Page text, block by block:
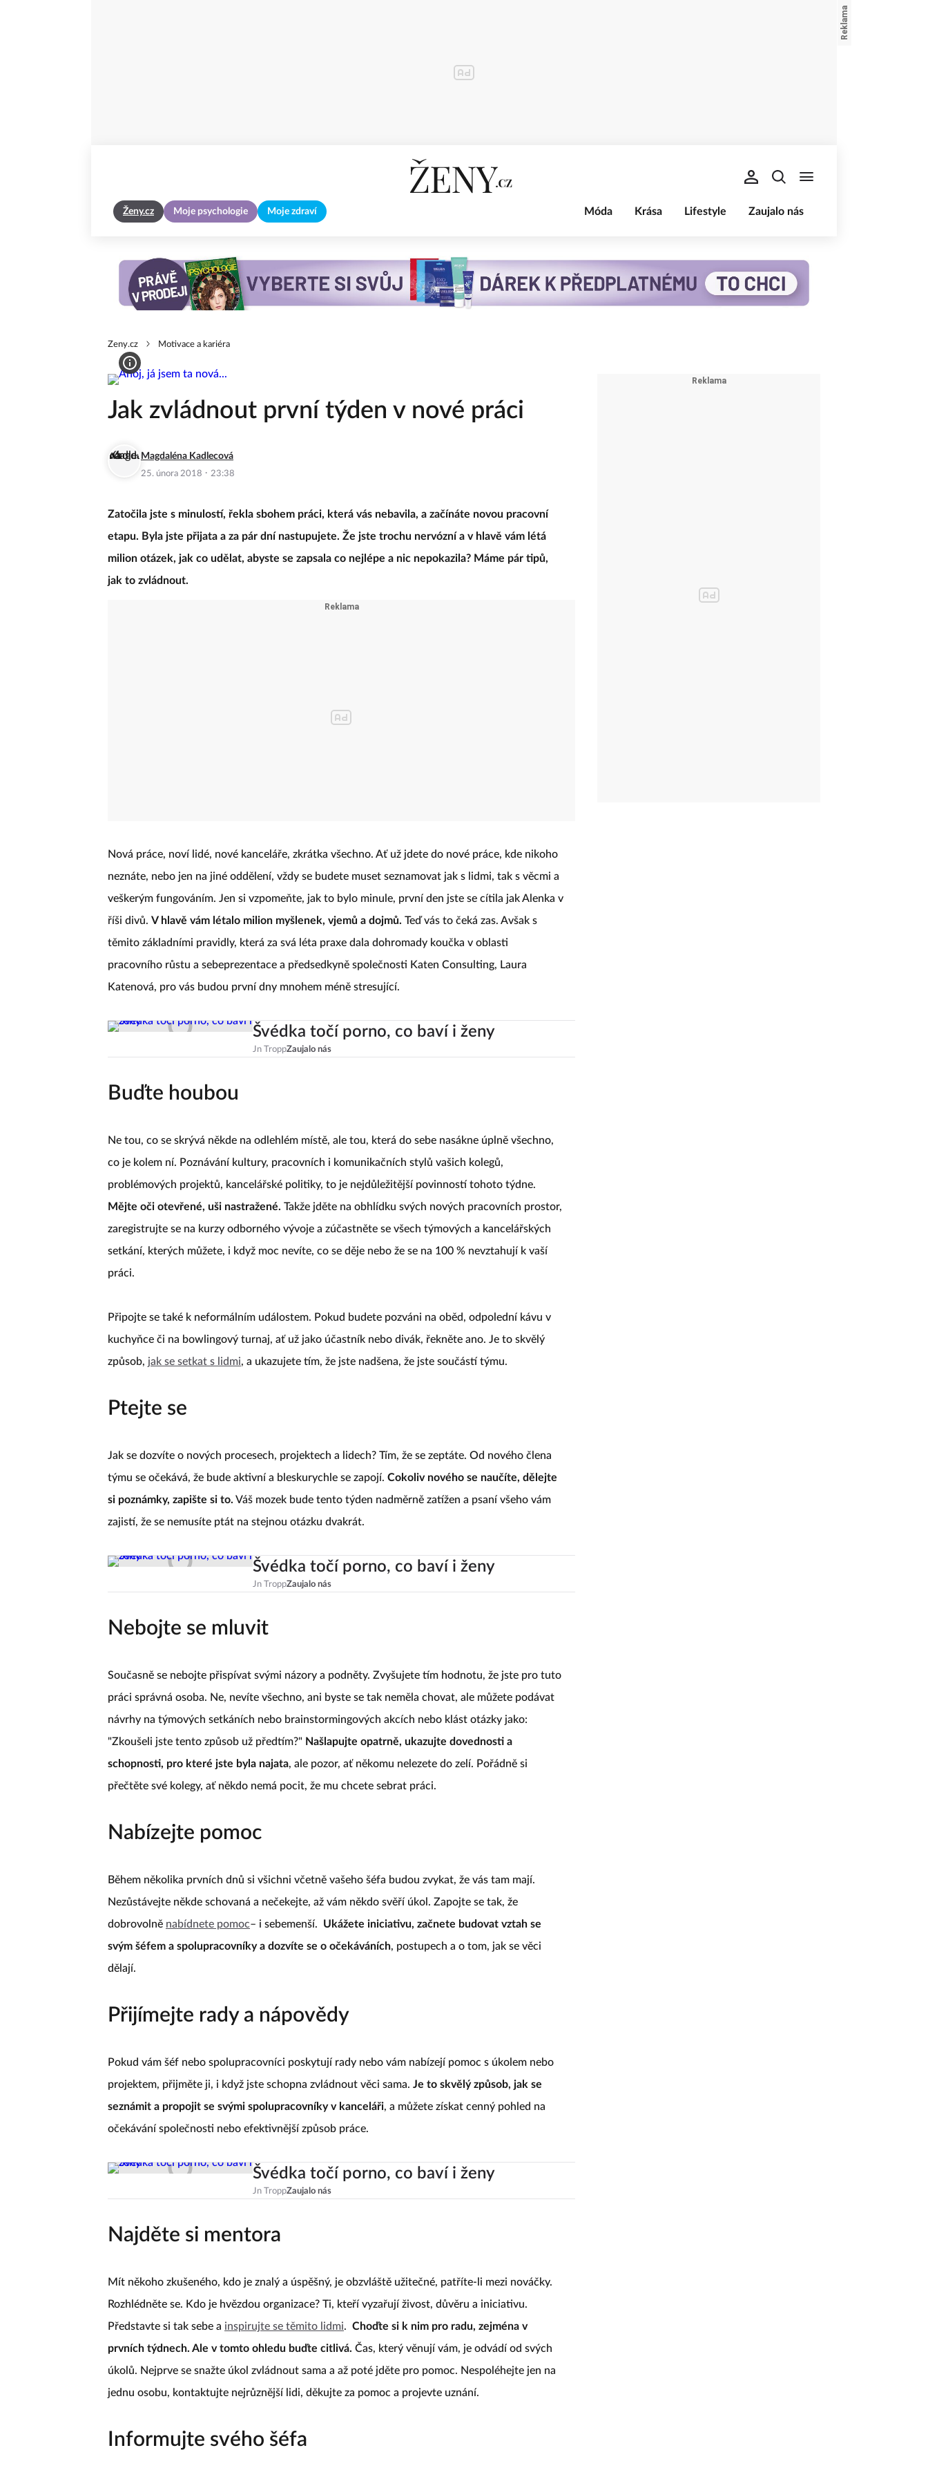
Ženy.cz Moje psychologie Moje zdraví Móda Krása Lifestyle Zaujalo nás
Zeny.cz Motivace a kariéra
Jak zvládnout první týden v nové práci
Magdaléna Kadlecová
25. února 2018 · 23:38
Zatočila jste s minulostí, řekla sbohem práci, která vás nebavila, a začínáte novou pracovní
etapu. Byla jste přijata a za pár dní nastupujete. Že jste trochu nervózní a v hlavě vám létá
milion otázek, jak co udělat, abyste se zapsala co nejlépe a nic nepokazila? Máme pár tipů,
jak to zvládnout.
Nová práce, noví lidé, nové kanceláře, zkrátka všechno. Ať už jdete do nové práce, kde nikoho
neznáte, nebo jen na jiné oddělení, vždy se budete muset seznamovat jak s lidmi, tak s věcmi a
veškerým fungováním. Jen si vzpomeňte, jak to bylo minule, první den jste se cítila jak Alenka v
říši divů. V hlavě vám létalo milion myšlenek, vjemů a dojmů. Teď vás to čeká zas. Avšak s
těmito základními pravidly, která za svá léta praxe dala dohromady koučka v oblasti
pracovního růstu a sebeprezentace a předsedkyně společnosti Katen Consulting, Laura
Katenová, pro vás budou první dny mnohem méně stresující.
Švédka točí porno, co baví i ženy
Jn TroppZaujalo nás
Buďte houbou
Ne tou, co se skrývá někde na odlehlém místě, ale tou, která do sebe nasákne úplně všechno,
co je kolem ní. Poznávání kultury, pracovních i komunikačních stylů vašich kolegů,
problémových projektů, kancelářské politiky, to je nejdůležitější povinností tohoto týdne.
Mějte oči otevřené, uši nastražené. Takže jděte na obhlídku svých nových pracovních prostor,
zaregistrujte se na kurzy odborného vývoje a zúčastněte se všech týmových a kancelářských
setkání, kterých můžete, i když moc nevíte, co se děje nebo že se na 100 % nevztahují k vaší
práci.
Připojte se také k neformálním událostem. Pokud budete pozváni na oběd, odpolední kávu v
kuchyňce či na bowlingový turnaj, ať už jako účastník nebo divák, řekněte ano. Je to skvělý
způsob, jak se setkat s lidmi, a ukazujete tím, že jste nadšena, že jste součástí týmu.
Ptejte se
Jak se dozvíte o nových procesech, projektech a lidech? Tím, že se zeptáte. Od nového člena
týmu se očekává, že bude aktivní a bleskurychle se zapojí. Cokoliv nového se naučíte, dělejte
si poznámky, zapište si to. Váš mozek bude tento týden nadměrně zatížen a psaní všeho vám
zajistí, že se nemusíte ptát na stejnou otázku dvakrát.
Švédka točí porno, co baví i ženy
Jn TroppZaujalo nás
Nebojte se mluvit
Současně se nebojte přispívat svými názory a podněty. Zvyšujete tím hodnotu, že jste pro tuto
práci správná osoba. Ne, nevíte všechno, ani byste se tak neměla chovat, ale můžete podávat
návrhy na týmových setkáních nebo brainstormingových akcích nebo klást otázky jako:
"Zkoušeli jste tento způsob už předtím?" Našlapujte opatrně, ukazujte dovednosti a
schopnosti, pro které jste byla najata, ale pozor, ať někomu nelezete do zelí. Pořádně si
přečtěte své kolegy, ať někdo nemá pocit, že mu chcete sebrat práci.
Nabízejte pomoc
Během několika prvních dnů si všichni včetně vašeho šéfa budou zvykat, že vás tam mají.
Nezůstávejte někde schovaná a nečekejte, až vám někdo svěří úkol. Zapojte se tak, že
dobrovolně nabídnete pomoc– i sebemenší.
Ukážete iniciativu, začnete budovat vztah se
svým šéfem a spolupracovníky a dozvíte se o očekáváních, postupech a o tom, jak se věci
dělají.
Přijímejte rady a nápovědy
Pokud vám šéf nebo spolupracovníci poskytují rady nebo vám nabízejí pomoc s úkolem nebo
projektem, přijměte ji, i když jste schopna zvládnout věci sama. Je to skvělý způsob, jak se
seznámit a propojit se svými spolupracovníky v kanceláři, a můžete získat cenný pohled na
očekávání společnosti nebo efektivnější způsob práce.
Švédka točí porno, co baví i ženy
Jn TroppZaujalo nás
Najděte si mentora
Mít někoho zkušeného, kdo je znalý a úspěšný, je obzvláště užitečné, patříte-li mezi nováčky.
Rozhlédněte se. Kdo je hvězdou organizace? Ti, kteří vyzařují živost, důvěru a iniciativu.
Představte si tak sebe a inspirujte se těmito lidmi. Choďte si k nim pro radu, zejména v
prvních týdnech. Ale v tomto ohledu buďte citlivá. Čas, který věnují vám, je odvádí od svých
úkolů. Nejprve se snažte úkol zvládnout sama a až poté jděte pro pomoc. Nespoléhejte jen na
jednu osobu, kontaktujte nejrůznější lidi, děkujte za pomoc a projevte uznání.
Informujte svého šéfa